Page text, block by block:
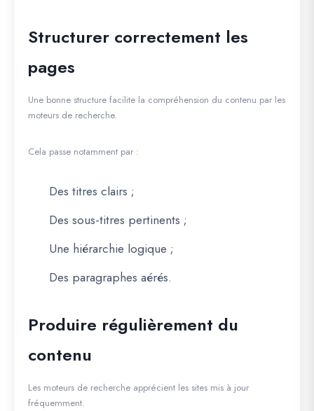
Structurer correctement les
pages
Une bonne structure facilite la compréhension du contenu par les
moteurs de recherche.
Cela passe notamment par :
Des titres clairs ;
Des sous-titres pertinents ;
Une hiérarchie logique ;
Des paragraphes aérés.
Produire régulièrement du
contenu
Les moteurs de recherche apprécient les sites mis à jour
fréquemment.